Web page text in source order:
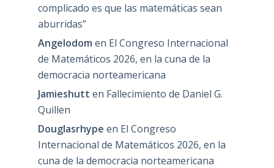
complicado es que las matemáticas sean
aburridas”
Angelodom en El Congreso Internacional
de Matemáticos 2026, en la cuna de la
democracia norteamericana
Jamieshutt en Fallecimiento de Daniel G.
Quillen
Douglasrhype en El Congreso
Internacional de Matemáticos 2026, en la
cuna de la democracia norteamericana